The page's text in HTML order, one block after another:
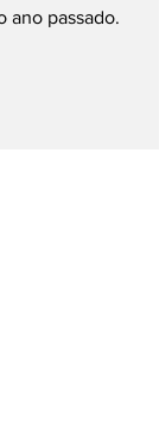
ano passado.